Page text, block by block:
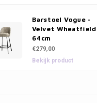
Barstoel Vogue -
Velvet Wheatfield
64cm
€279,00
Bekijk product